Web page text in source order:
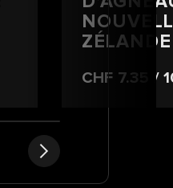
ZÉLANDE
CHF 7.35 /